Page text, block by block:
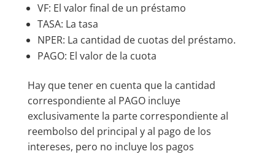
VF: El valor final de un préstamo
TASA: La tasa
NPER: La cantidad de cuotas del préstamo.
PAGO: El valor de la cuota
Hay que tener en cuenta que la cantidad
correspondiente al PAGO incluye
exclusivamente la parte correspondiente al
reembolso del principal y al pago de los
intereses, pero no incluye los pagos